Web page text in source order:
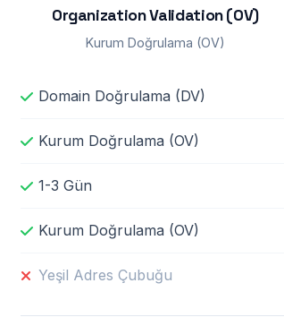
Organization Validation (OV)
Kurum Doğrulama (OV)
Domain Doğrulama (DV)
Kurum Doğrulama (OV)
1-3 Gün
Kurum Doğrulama (OV)
Yeşil Adres Çubuğu